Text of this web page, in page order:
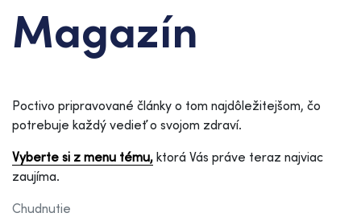
Magazín
Poctivo pripravované články o tom najdôležitejšom, čo
potrebuje každý vedieť o svojom zdraví.
Vyberte si z menu tému, ktorá Vás práve teraz najviac
zaujíma.
Chudnutie